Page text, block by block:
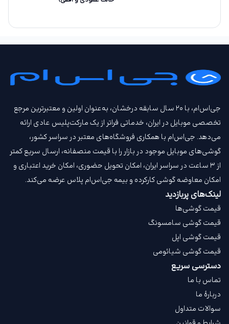
جی‌اس‌ام، با ۲۰ سال سابقه درخشان، به‌عنوان اولین و معتبرترین مرجع
تخصصی موبایل در ایران، خدماتی فراتر از یک مارکت‌پلیس عادی ارائه
می‌دهد. جی‌اس‌ام با همکاری فروشگاه‌های معتبر در سراسر کشور،
گوشی‌های موبایل موجود در بازار را با قیمت‌ منصفانه، ارسال سریع کمتر
از ۳ ساعت در سراسر ایران، امکان تحویل حضوری، امکان خرید اعتباری و
امکان معاوضه گوشی کارکرده و بیمه جی‌اس‌ام‌ پلاس عرضه می‌کند.
لینک‌های پربازدید
قیمت گوشی‌ها
قیمت گوشی سامسونگ
قیمت گوشی اپل
قیمت گوشی شیائومی
دسترسی سریع
تماس با ما
دربارهٔ ما
سوالات متداول